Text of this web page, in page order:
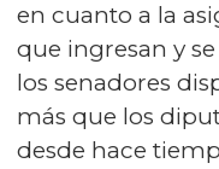
en cuanto a la
que ingresan y
los senadores
más que los
desde hace